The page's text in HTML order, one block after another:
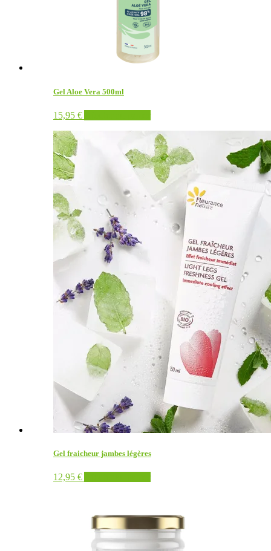
Gel Aloe Vera 500ml
15,95 €
Gel fraicheur jambes légères
12,95 €